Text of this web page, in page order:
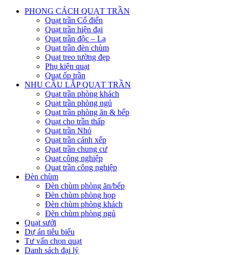
PHONG CÁCH QUẠT TRẦN
Quạt trần Cổ điển
Quạt trần hiện đại
Quạt trần độc – Lạ
Quạt trần đèn chùm
Quạt treo tường đẹp
Phụ kiện quạt
Quạt ốp trần
NHU CẦU LẮP QUẠT TRẦN
Quạt trần phòng khách
Quạt trần phòng ngủ
Quạt trần phòng ăn & bếp
Quạt cho trần thấp
Quạt trần Nhỏ
Quạt trần cánh xếp
Quạt trần chung cư
Quạt công nghiệp
Quạt trần công nghiệp
Đèn chùm
Đèn chùm phòng ăn/bếp
Đèn chùm phòng họp
Đèn chùm phòng khách
Đèn chùm phòng ngủ
Quạt sưởi
Dự án tiêu biểu
Tư vấn chọn quạt
Danh sách đại lý